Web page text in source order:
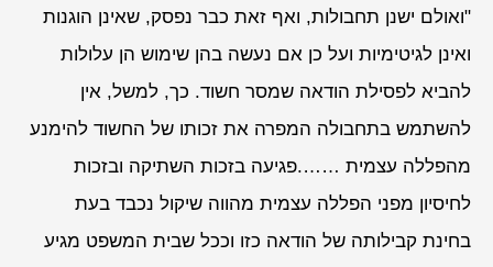
"ואולם ישנן תחבולות, ואף זאת כבר נפסק, שאינן הוגנות
ואינן לגיטימיות ועל כן אם נעשה בהן שימוש הן עלולות
להביא לפסילת הודאה שמסר חשוד. כך, למשל, אין
להשתמש בתחבולה המפרה את זכותו של החשוד להימנע
מהפללה עצמית …….פגיעה בזכות השתיקה ובזכות
לחיסיון מפני הפללה עצמית מהווה שיקול נכבד בעת
בחינת קבילותה של הודאה כזו וככל שבית המשפט מגיע